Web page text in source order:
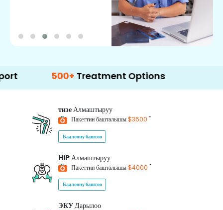
500+ Treatment Options
тизеАлмаштыруу
Пакеттин башталышы$3500 *
Баалоону баштоо
HIPАлмаштыруу
Пакеттин башталышы$4000 *
Баалоону баштоо
ЭКУДарылоо